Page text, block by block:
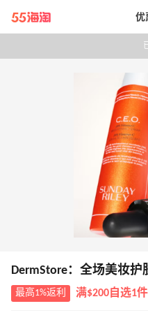
带你去官网买正品
优
DermStore：全场美妆
最高1%返利 满$200自选1